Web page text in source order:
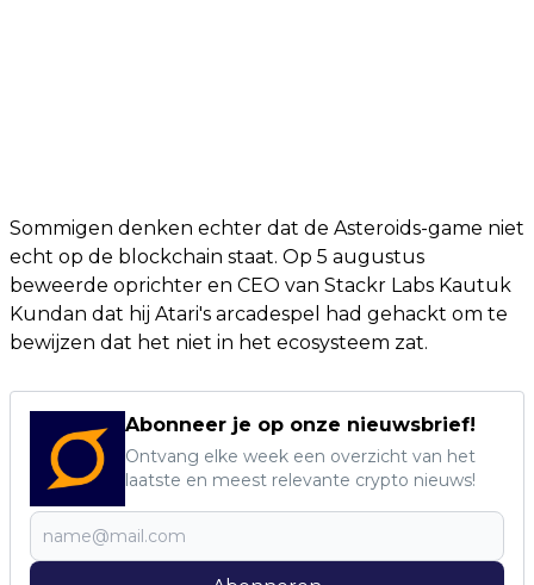
Sommigen denken echter dat de Asteroids-game niet
echt op de blockchain staat. Op 5 augustus
beweerde oprichter en CEO van Stackr Labs Kautuk
Kundan dat hij Atari's arcadespel had gehackt om te
bewijzen dat het niet in het ecosysteem zat.
Abonneer je op onze nieuwsbrief!
Ontvang elke week een overzicht van het
laatste en meest relevante crypto nieuws!